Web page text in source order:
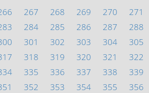
267 268 269 270 271
284 285 286 287 288
301 302 303 304 305
318 319 320 321 322
335 336 337 338 339
352 353 354 355 356